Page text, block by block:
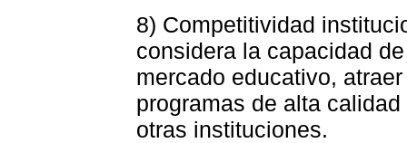
8) Competitividad
considera la capacidad
mercado educativo,
programas de alta
otras instituciones.